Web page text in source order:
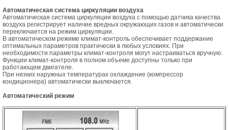
Автоматическая система циркуляции воздуха
Автоматическая система циркуляции воздуха с помощью датчика качества
воздуха регистрирует наличие вредных окружающих газов и автоматически
переключается на режим циркуляции.
В автоматическом режиме климат-контроль обеспечивает поддержание
оптимальных параметров практически в любых условиях. При
необходимости параметры климат-контроля могут настраиваться вручную.
Функции климат-контроля в полном объеме доступны только при
работающем двигателе.
При низких наружных температурах охлаждение (компрессор
кондиционера) автоматически выключается.
Автоматический режим